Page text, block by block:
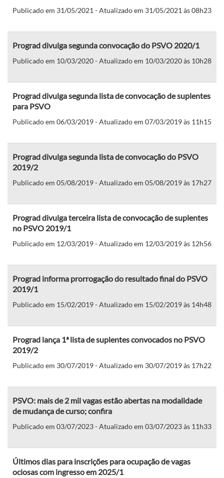
Publicado em 31/05/2021 - Atualizado em 31/05/2021 às 08h23
Prograd divulga segunda convocação do PSVO 2020/1
Publicado em 10/03/2020 - Atualizado em 10/03/2020 às 10h28
Prograd divulga segunda lista de convocação de suplentes
para PSVO
Publicado em 06/03/2019 - Atualizado em 07/03/2019 às 11h15
Prograd divulga segunda lista de convocação do PSVO
2019/2
Publicado em 05/08/2019 - Atualizado em 05/08/2019 às 17h27
Prograd divulga terceira lista de convocação de suplentes
no PSVO 2019/1
Publicado em 12/03/2019 - Atualizado em 12/03/2019 às 12h56
Prograd informa prorrogação do resultado final do PSVO
2019/1
Publicado em 15/02/2019 - Atualizado em 15/02/2019 às 14h48
Prograd lança 1ª lista de suplentes convocados no PSVO
2019/2
Publicado em 30/07/2019 - Atualizado em 30/07/2019 às 17h22
PSVO: mais de 2 mil vagas estão abertas na modalidade
de mudança de curso; confira
Publicado em 03/07/2023 - Atualizado em 03/07/2023 às 11h33
Últimos dias para inscrições para ocupação de vagas
ociosas com ingresso em 2025/1